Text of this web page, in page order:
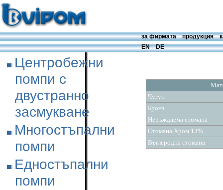
за фирмата продукция
EN
DE
Центробежни
помпи с
двустранно
засмукване
Многостъпални
помпи
Едностъпални
помпи
Чугун
Бронз
Неръждаема стомана
Стомана Хром 13%
Въглеродна стомана